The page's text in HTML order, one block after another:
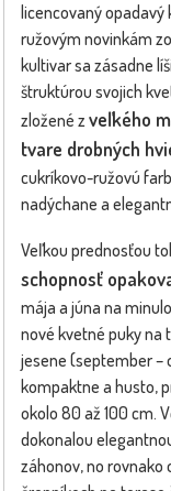
licencovaný
ružovým novinkám
kultivar sa zásadne
štruktúrou svojich
zložené zveľkého
tvare drobných
cukríkovo-ružovú
nadýchane a
Veľkou prednosťou
schopnosť
mája a júna na
nové kvetné puky na
jesene (september –
kompaktne a husto,
okolo 80 až 100 cm.
dokonalou
záhonov, no rovnako